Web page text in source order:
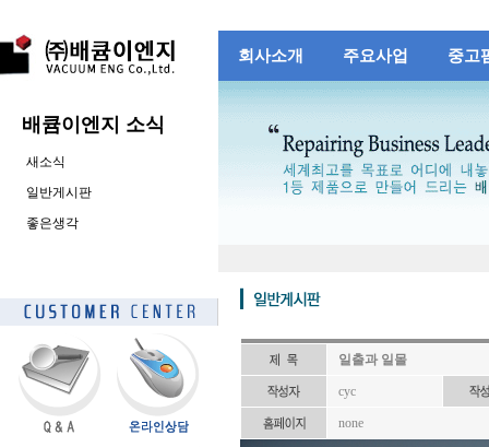
회사소개 주요사업 중고
배큠이엔지 소식
새소식
일반게시판
좋은생각
일출과 일몰
cyc
none